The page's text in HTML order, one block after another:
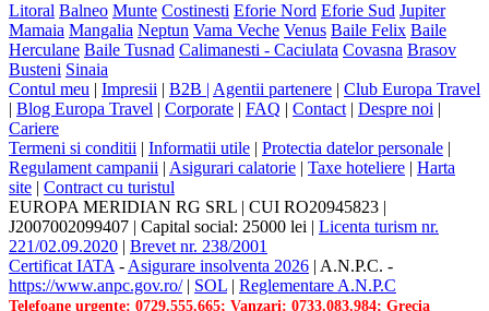
Litoral Balneo Munte Costinesti Eforie Nord Eforie Sud Jupiter
Mamaia Mangalia Neptun Vama Veche Venus Baile Felix Baile
Herculane Baile Tusnad Calimanesti - Caciulata Covasna Brasov
Busteni Sinaia
Contul meu | Impresii | B2B | Agentii partenere | Club Europa Travel
| Blog Europa Travel | Corporate | FAQ | Contact | Despre noi |
Cariere
Termeni si conditii | Informatii utile | Protectia datelor personale |
Regulament campanii | Asigurari calatorie | Taxe hoteliere | Harta
site | Contract cu turistul
EUROPA MERIDIAN RG SRL | CUI RO20945823 |
J2007002099407 | Capital social: 25000 lei | Licenta turism nr.
221/02.09.2020 | Brevet nr. 238/2001
Certificat IATA - Asigurare insolventa 2026 | A.N.P.C. -
https://www.anpc.gov.ro/| SOL | Reglementare A.N.P.C
Telefoane urgente: 0729.555.665; Vanzari: 0733.083.984; Grecia